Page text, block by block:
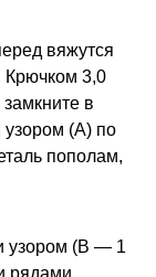
вяжутся
Крючком 3,0
в
(A) по
пополам,
узором (B — 1
рядами.